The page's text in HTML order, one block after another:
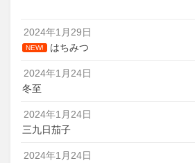
2024年1月29日
NEW! はちみつ
2024年1月24日
冬至
2024年1月24日
三九日茄子
2024年1月24日